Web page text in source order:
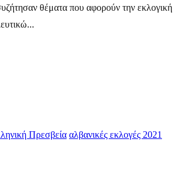
θέματα που αφορούν την εκλογική
Πρεσβεία αλβανικές εκλογές 2021